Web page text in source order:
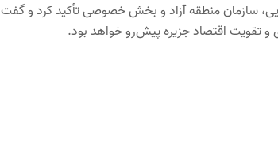
سازمان منطقه آزاد و بخش خصوصی تأکید کرد و
تقویت اقتصاد جزیره پیش‌رو خواهد بود.